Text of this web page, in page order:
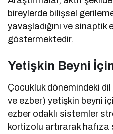
bireylerde bilişsel
yavaşladığını ve
göstermektedir.
Yetişkin Beyni
Çocukluk dönemindeki
ve ezber) yetişkin beyni
ezber odaklı sistemler
kortizolu artırarak